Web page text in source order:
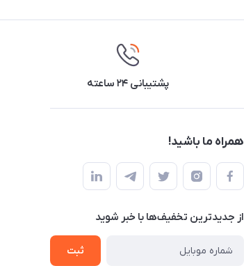
پشتیبانی ۲۴ ساعته
همراه ما باشید!
از جدید‌ترین تخفیف‌ها با‌ خبر شوید
ثبت